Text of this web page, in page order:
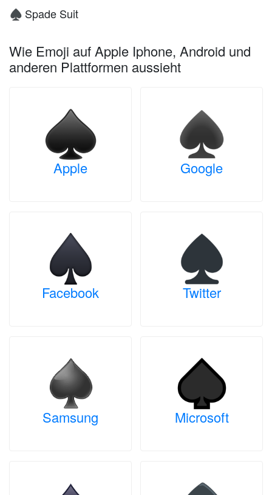
♠️ Spade Suit
Wie Emoji auf Apple Iphone, Android und
anderen Plattformen aussieht
Apple Google
Facebook Twitter
Samsung Microsoft